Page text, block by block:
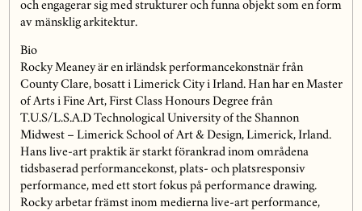
och engagerar sig med strukturer och funna objekt som en form
av mänsklig arkitektur.
Bio
Rocky Meaney är en irländsk performancekonstnär från
County Clare, bosatt i Limerick City i Irland. Han har en Master
of Arts i Fine Art, First Class Honours Degree från
T.U.S/L.S.A.D Technological University of the Shannon
Midwest – Limerick School of Art & Design, Limerick, Irland.
Hans live-art praktik är starkt förankrad inom områdena
tidsbaserad performancekonst, plats- och platsresponsiv
performance, med ett stort fokus på performance drawing.
Rocky arbetar främst inom medierna live-art performance,